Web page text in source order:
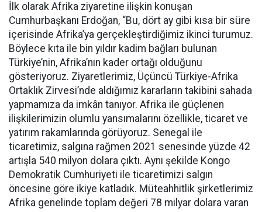
İlk olarak Afrika ziyaretine ilişkin konuşan
Cumhurbaşkanı Erdoğan, “Bu, dört ay gibi kısa bir süre
içerisinde Afrika’ya gerçekleştirdiğimiz ikinci turumuz.
Böylece kıta ile bin yıldır kadim bağları bulunan
Türkiye’nin, Afrika’nın kader ortağı olduğunu
gösteriyoruz. Ziyaretlerimiz, Üçüncü Türkiye-Afrika
Ortaklık Zirvesi’nde aldığımız kararların takibini sahada
yapmamıza da imkân tanıyor. Afrika ile güçlenen
ilişkilerimizin olumlu yansımalarını özellikle, ticaret ve
yatırım rakamlarında görüyoruz. Senegal ile
ticaretimiz, salgına rağmen 2021 senesinde yüzde 42
artışla 540 milyon dolara çıktı. Aynı şekilde Kongo
Demokratik Cumhuriyeti ile ticaretimizi salgın
öncesine göre ikiye katladık. Müteahhitlik şirketlerimiz
Afrika genelinde toplam değeri 78 milyar dolara varan